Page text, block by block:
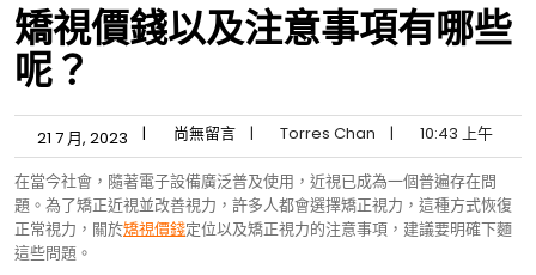
矯視價錢以及注意事項有哪些
呢？
21 7 月, 2023 | 尚無留言 | Torres Chan | 10:43 上午
在當今社會，隨著電子設備廣泛普及使用，近視已成為一個普遍存在問
題。為了矯正近視並改善視力，許多人都會選擇矯正視力，這種方式恢復
正常視力，關於矯視價錢定位以及矯正視力的注意事項，建議要明確下麵
這些問題。